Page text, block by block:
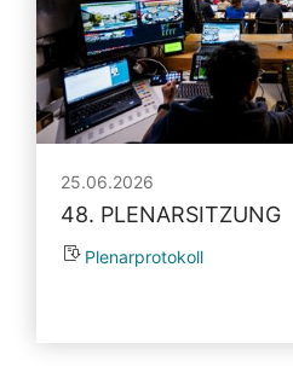
25.06.2026
48. PLENARSITZUNG
Plenarprotokoll